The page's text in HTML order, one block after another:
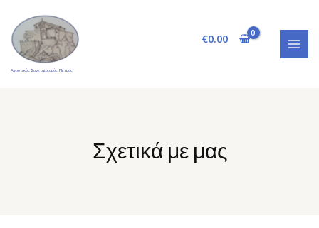
στο
περιεχόμενο
Αγροτικός Συνεταιρισμός Πέτρας
€0.00
Σχετικά με μας